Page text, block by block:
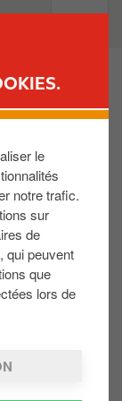
le
notre trafic.
sur
de
qui peuvent
que
lors de
L-9964